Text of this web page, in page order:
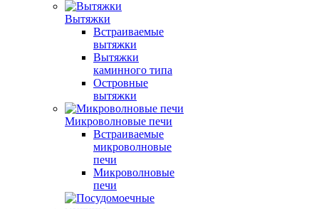
Вытяжки
Встраиваемые
вытяжки
Вытяжки
каминного типа
Островные
вытяжки
Микроволновые печи
Встраиваемые
микроволновые
печи
Микроволновые
печи